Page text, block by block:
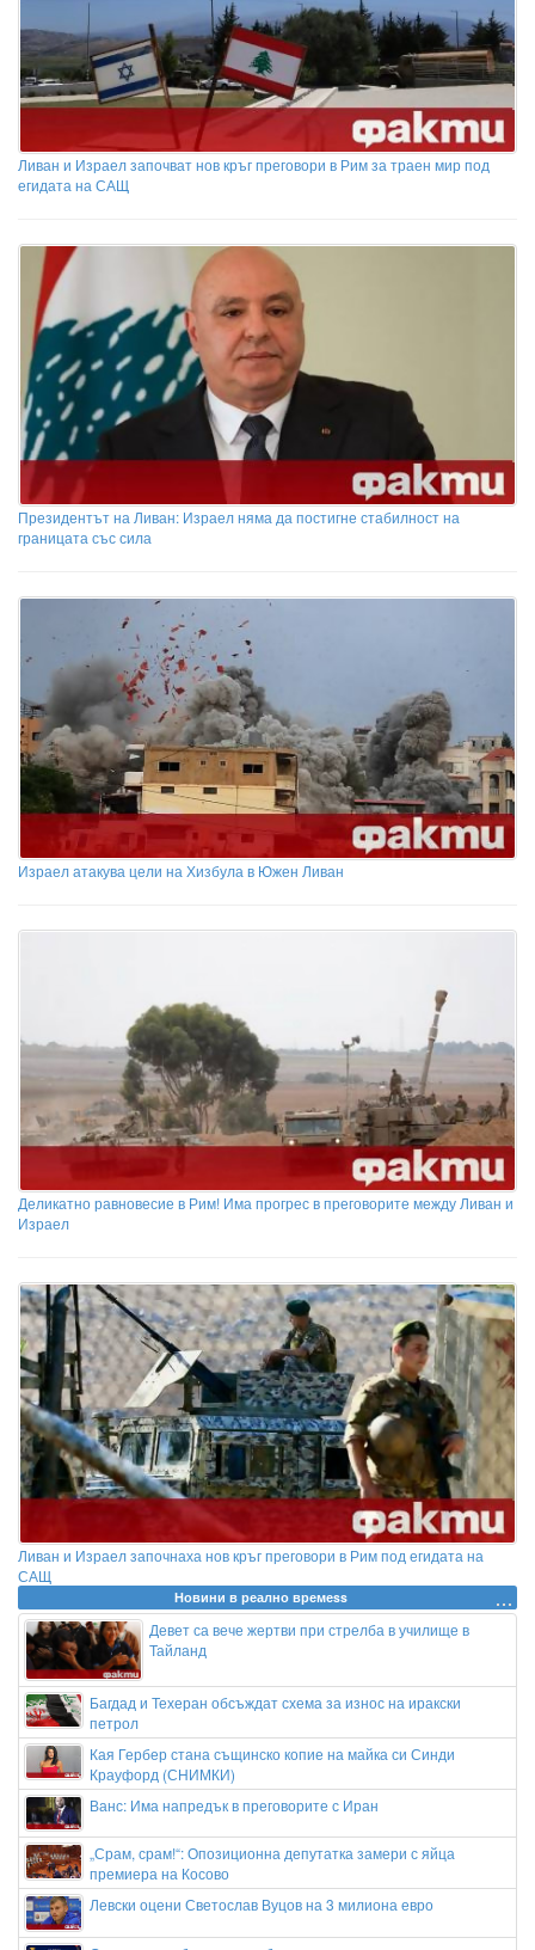
Ливан и Израел започват нов кръг преговори в Рим за траен мир под
егидата на САЩ
Президентът на Ливан: Израел няма да постигне стабилност на
границата със сила
Израел атакува цели на Хизбула в Южен Ливан
Деликатно равновесие в Рим! Има прогрес в преговорите между Ливан и
Израел
Ливан и Израел започнаха нов кръг преговори в Рим под егидата на
САЩ
Новини в реално времеss
Девет са вече жертви при стрелба в училище в
Тайланд
Багдад и Техеран обсъждат схема за износ на иракски
петрол
Кая Гербер стана същинско копие на майка си Синди
Крауфорд (СНИМКИ)
Ванс: Има напредък в преговорите с Иран
„Срам, срам!“: Опозиционна депутатка замери с яйца
премиера на Косово
Левски оцени Светослав Вуцов на 3 милиона евро